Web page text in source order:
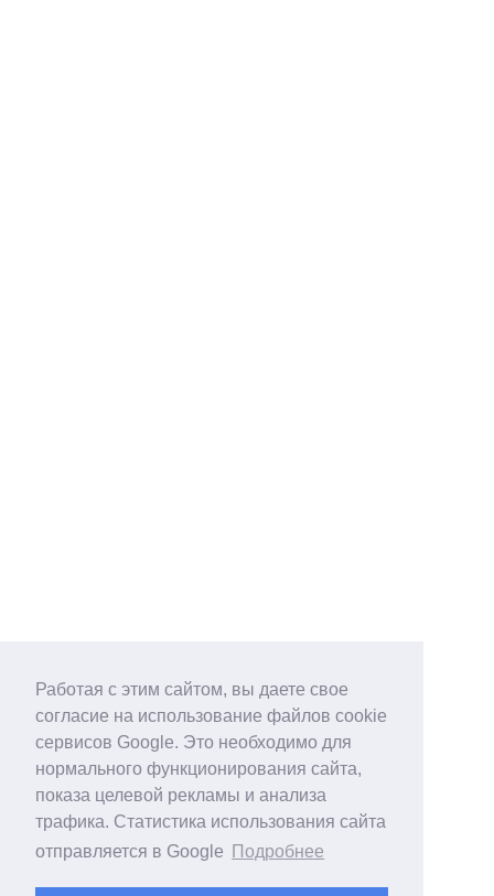
Работая с этим сайтом, вы даете свое
согласие на использование файлов cookie
сервисов Google. Это необходимо для
нормального функционирования сайта,
показа целевой рекламы и анализа
трафика. Статистика использования сайта
отправляется в Google
Подробнее